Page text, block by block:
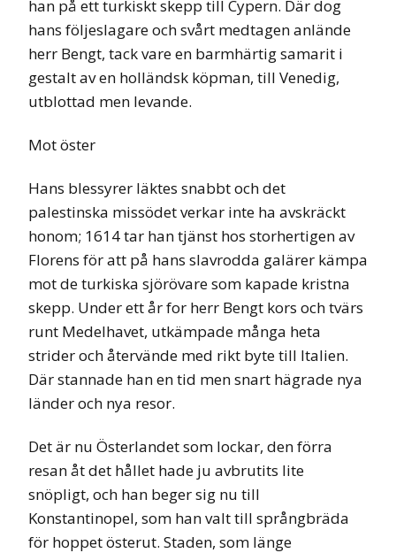
han på ett turkiskt skepp till Cypern. Där dog
hans följeslagare och svårt medtagen anlände
herr Bengt, tack vare en barmhärtig samarit i
gestalt av en holländsk köpman, till Venedig,
utblottad men levande.
Mot öster
Hans blessyrer läktes snabbt och det
palestinska missödet verkar inte ha avskräckt
honom; 1614 tar han tjänst hos storhertigen av
Florens för att på hans slavrodda galärer kämpa
mot de turkiska sjörövare som kapade kristna
skepp. Under ett år for herr Bengt kors och tvärs
runt Medelhavet, utkämpade många heta
strider och återvände med rikt byte till Italien.
Där stannade han en tid men snart hägrade nya
länder och nya resor.
Det är nu Österlandet som lockar, den förra
resan åt det hållet hade ju avbrutits lite
snöpligt, och han beger sig nu till
Konstantinopel, som han valt till språngbräda
för hoppet österut. Staden, som länge